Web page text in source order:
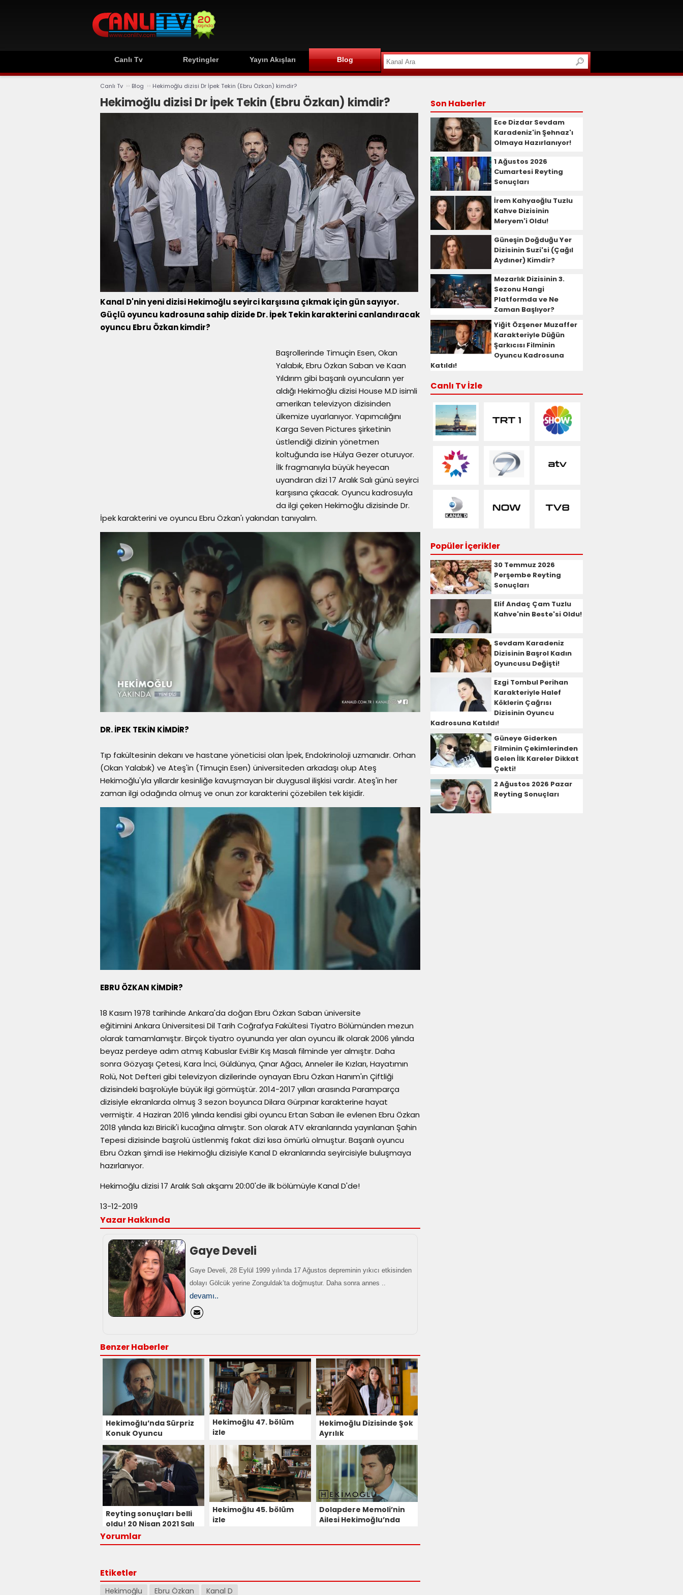
Canlı Tv Reytingler Yayın Akışları Blog
Canlı Tv ›› Blog ›› Hekimoğlu dizisi Dr İpek Tekin (Ebru Özkan) kimdir?
Hekimoğlu dizisi Dr İpek Tekin (Ebru Özkan) kimdir?
Kanal D'nin yeni dizisi Hekimoğlu seyirci karşısına çıkmak için gün sayıyor.
Güçlü oyuncu kadrosuna sahip dizide Dr. İpek Tekin karakterini canlandıracak
oyuncu Ebru Özkan kimdir?
Başrollerinde Timuçin Esen, Okan
Yalabık, Ebru Özkan Saban ve Kaan
Yıldırım gibi başarılı oyuncuların yer
aldığı Hekimoğlu dizisi House M.D isimli
amerikan televizyon dizisinden
ülkemize uyarlanıyor. Yapımcılığını
Karga Seven Pictures şirketinin
üstlendiği dizinin yönetmen
koltuğunda ise Hülya Gezer oturuyor.
İlk fragmanıyla büyük heyecan
uyandıran dizi 17 Aralık Salı günü seyirci
karşısına çıkacak. Oyuncu kadrosuyla
da ilgi çeken Hekimoğlu dizisinde Dr.
İpek karakterini ve oyuncu Ebru Özkan'ı yakından tanıyalım.
DR. İPEK TEKİN KİMDİR?
Tıp fakültesinin dekanı ve hastane yöneticisi olan İpek, Endokrinoloji uzmanıdır. Orhan
(Okan Yalabık) ve Ateş'in (Timuçin Esen) üniversiteden arkadaşı olup Ateş
Hekimoğlu'yla yıllardır kesinliğe kavuşmayan bir duygusal ilişkisi vardır. Ateş'in her
zaman ilgi odağında olmuş ve onun zor karakterini çözebilen tek kişidir.
EBRU ÖZKAN KİMDİR?
18 Kasım 1978 tarihinde Ankara'da doğan Ebru Özkan Saban üniversite
eğitimini Ankara Üniversitesi Dil Tarih Coğrafya Fakültesi Tiyatro Bölümünden mezun
olarak tamamlamıştır. Birçok tiyatro oyununda yer alan oyuncu ilk olarak 2006 yılında
beyaz perdeye adım atmış Kabuslar Evi:Bir Kış Masalı filminde yer almıştır. Daha
sonra Gözyaşı Çetesi, Kara İnci, Güldünya, Çınar Ağacı, Anneler ile Kızları, Hayatımın
Rolü, Not Defteri gibi televizyon dizilerinde oynayan Ebru Özkan Hanım'ın Çiftliği
dizisindeki başrolüyle büyük ilgi görmüştür. 2014-2017 yılları arasında Paramparça
dizisiyle ekranlarda olmuş 3 sezon boyunca Dilara Gürpınar karakterine hayat
vermiştir. 4 Haziran 2016 yılında kendisi gibi oyuncu Ertan Saban ile evlenen Ebru Özkan
2018 yılında kızı Biricik'i kucağına almıştır. Son olarak ATV ekranlarında yayınlanan Şahin
Tepesi dizisinde başrolü üstlenmiş fakat dizi kısa ömürlü olmuştur. Başarılı oyuncu
Ebru Özkan şimdi ise Hekimoğlu dizisiyle Kanal D ekranlarında seyircisiyle buluşmaya
hazırlanıyor.
Hekimoğlu dizisi 17 Aralık Salı akşamı 20:00'de ilk bölümüyle Kanal D'de!
13-12-2019
Yazar Hakkında
Gaye Develi
Gaye Develi, 28 Eylül 1999 yılında 17 Ağustos depreminin yıkıcı etkisinden
dolayı Gölcük yerine Zonguldak’ta doğmuştur. Daha sonra annes ..
devamı..
Benzer Haberler
Hekimoğlu’nda Sürpriz
Konuk Oyuncu
Hekimoğlu 47. bölüm
izle
Hekimoğlu Dizisinde Şok
Ayrılık
Reyting sonuçları belli
oldu! 20 Nisan 2021 Salı
en çok izlenen program
hangisi oldu?
Hekimoğlu 45. bölüm
izle
Dolapdere Memoli’nin
Ailesi Hekimoğlu’nda
Yorumlar
Etiketler
Hekimoğlu Ebru Özkan Kanal D
Son Haberler
Ece Dizdar Sevdam
Karadeniz'in Şehnaz'ı
Olmaya Hazırlanıyor!
1 Ağustos 2026
Cumartesi Reyting
Sonuçları
İrem Kahyaoğlu Tuzlu
Kahve Dizisinin
Meryem'i Oldu!
Güneşin Doğduğu Yer
Dizisinin Suzi'si (Çağıl
Aydıner) Kimdir?
Mezarlık Dizisinin 3.
Sezonu Hangi
Platformda ve Ne
Zaman Başlıyor?
Yiğit Özşener Muzaffer
Karakteriyle Düğün
Şarkıcısı Filminin
Oyuncu Kadrosuna
Katıldı!
Canlı Tv İzle
Popüler İçerikler
30 Temmuz 2026
Perşembe Reyting
Sonuçları
Elif Andaç Çam Tuzlu
Kahve'nin Beste'si Oldu!
Sevdam Karadeniz
Dizisinin Başrol Kadın
Oyuncusu Değişti!
Ezgi Tombul Perihan
Karakteriyle Halef
Köklerin Çağrısı
Dizisinin Oyuncu
Kadrosuna Katıldı!
Güneye Giderken
Filminin Çekimlerinden
Gelen İlk Kareler Dikkat
Çekti!
2 Ağustos 2026 Pazar
Reyting Sonuçları